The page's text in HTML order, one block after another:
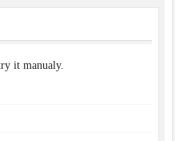
it manualy.